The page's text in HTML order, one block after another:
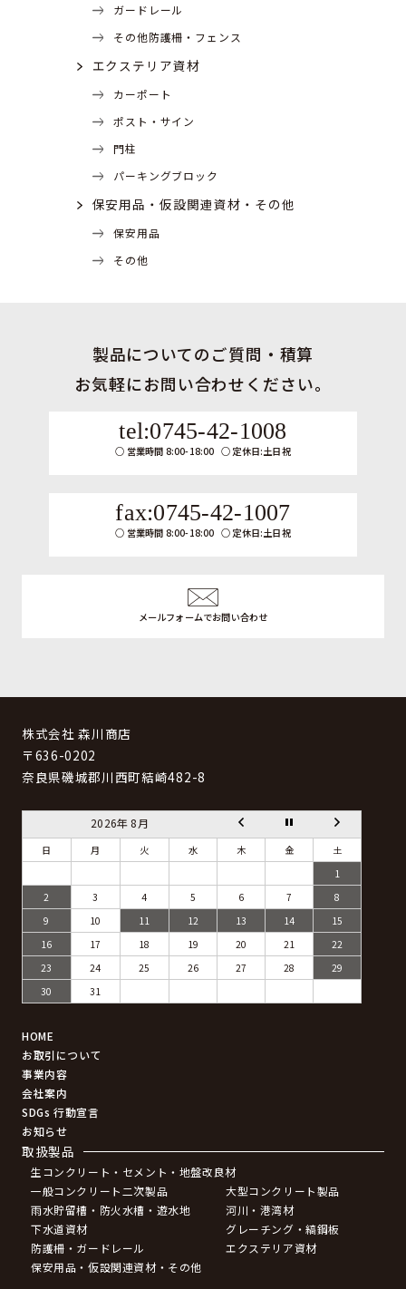
ガードレール
その他防護柵・フェンス
エクステリア資材
カーポート
ポスト・サイン
門柱
パーキングブロック
保安用品・仮設関連資材・その他
保安用品
その他
製品についてのご質問・積算
お気軽にお問い合わせください。
tel:0745-42-1008
営業時間 8:00-18:00 定休日:土日祝
fax:0745-42-1007
営業時間 8:00-18:00 定休日:土日祝
メールフォームでお問い合わせ
株式会社 森川商店
〒636-0202
奈良県磯城郡川西町結崎482-8
2026年 8月
日 月 火 水 木 金
土
1
2
3 4 5 6 7
8
9
10 11 12 13 14
15
16
17 18 19 20 21
22
23
24 25 26 27 28
29
30
31
HOME
お取引について
事業内容
会社案内
SDGs 行動宣言
お知らせ
取扱製品
生コンクリート・セメント・地盤改良材
一般コンクリート二次製品
大型コンクリート製品
雨水貯留槽・防火水槽・遊水地
河川・港湾材
下水道資材
グレーチング・縞鋼板
防護柵・ガードレール
エクステリア資材
保安用品・仮設関連資材・その他